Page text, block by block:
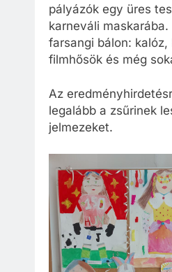
pályázók egy üres
karneváli
farsangi bálon:
filmhősök és még
Az
legalább a zsűrinek
jelmezeket.